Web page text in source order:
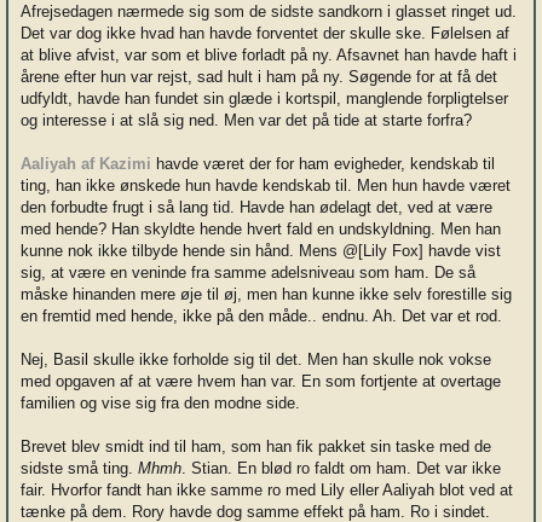
Afrejsedagen nærmede sig som de sidste sandkorn i glasset ringet ud.
Det var dog ikke hvad han havde forventet der skulle ske. Følelsen af
at blive afvist, var som et blive forladt på ny. Afsavnet han havde haft i
årene efter hun var rejst, sad hult i ham på ny. Søgende for at få det
udfyldt, havde han fundet sin glæde i kortspil, manglende forpligtelser
og interesse i at slå sig ned. Men var det på tide at starte forfra?
Aaliyah af Kazimi havde været der for ham evigheder, kendskab til
ting, han ikke ønskede hun havde kendskab til. Men hun havde været
den forbudte frugt i så lang tid. Havde han ødelagt det, ved at være
med hende? Han skyldte hende hvert fald en undskyldning. Men han
kunne nok ikke tilbyde hende sin hånd. Mens @[Lily Fox] havde vist
sig, at være en veninde fra samme adelsniveau som ham. De så
måske hinanden mere øje til øj, men han kunne ikke selv forestille sig
en fremtid med hende, ikke på den måde.. endnu. Ah. Det var et rod.
Nej, Basil skulle ikke forholde sig til det. Men han skulle nok vokse
med opgaven af at være hvem han var. En som fortjente at overtage
familien og vise sig fra den modne side.
Brevet blev smidt ind til ham, som han fik pakket sin taske med de
sidste små ting. Mhmh . Stian. En blød ro faldt om ham. Det var ikke
fair. Hvorfor fandt han ikke samme ro med Lily eller Aaliyah blot ved at
tænke på dem. Rory havde dog samme effekt på ham. Ro i sindet.